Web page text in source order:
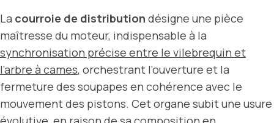
La courroie de distribution désigne une pièce
maîtresse du moteur, indispensable à la
synchronisation précise entre le vilebrequin et
l’arbre à cames, orchestrant l’ouverture et la
fermeture des soupapes en cohérence avec le
mouvement des pistons. Cet organe subit une usure